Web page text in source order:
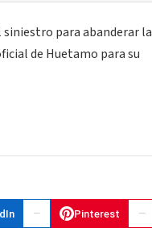
para abanderar la
de Huetamo para su
Pinterest